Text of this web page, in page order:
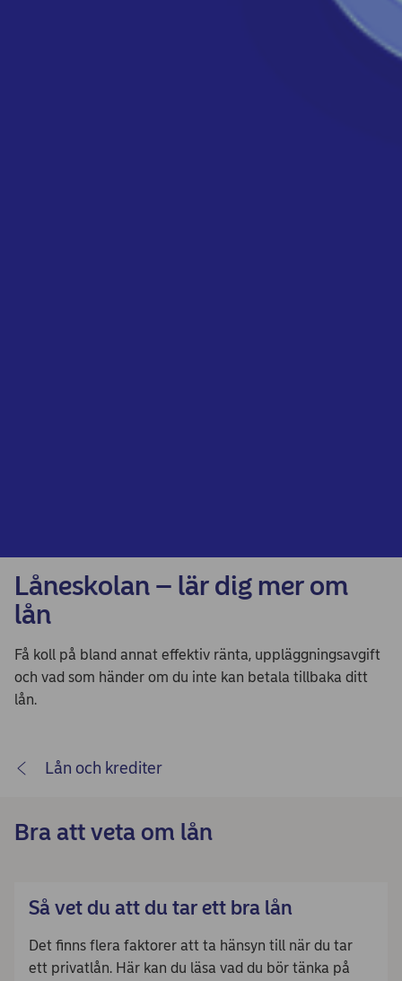
Låneskolan – lär dig mer om
lån
Få koll på bland annat effektiv ränta, uppläggningsavgift
och vad som händer om du inte kan betala tillbaka ditt
lån.
Lån och krediter
Bra att veta om lån
Så vet du att du tar ett bra lån
Det finns flera faktorer att ta hänsyn till när du tar
ett privatlån. Här kan du läsa vad du bör tänka på